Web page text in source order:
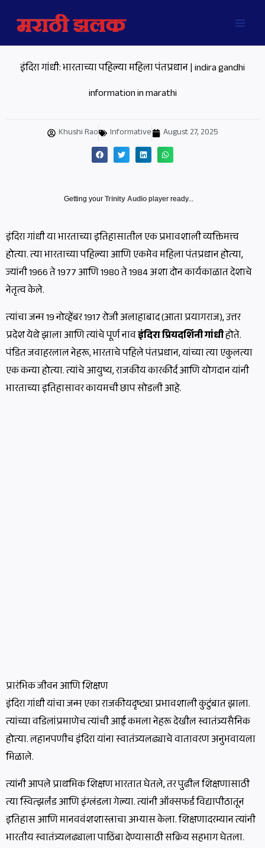
content
इंदिरा गांधी: भारताच्या पहिल्या महिला पंतप्रधान | indira gandhi
information in marathi
Khushi Rao Informative August 27, 2025
Getting yourTrinity Audio player ready...
इंदिरा गांधी या भारताच्या इतिहासातील एक प्रभावशाली व्यक्तिमत्त्व
होत्या. त्या भारताच्या पहिल्या आणि एकमेव महिला पंतप्रधान होत्या,
ज्यांनी 1966 ते 1977 आणि 1980 ते 1984 अशा दोन कार्यकाळात देशाचे
नेतृत्व केले.
त्यांचा जन्म 19 नोव्हेंबर 1917 रोजी अलाहाबाद (आता प्रयागराज), उत्तर
प्रदेश येथे झाला आणि त्यांचे पूर्ण नावइंदिरा प्रियदर्शिनी गांधीहोते.
पंडित जवाहरलाल नेहरू, भारताचे पहिले पंतप्रधान, यांच्या त्या एकुलत्या
एक कन्या होत्या. त्यांचे आयुष्य, राजकीय कारकीर्द आणि योगदान यांनी
भारताच्या इतिहासावर कायमची छाप सोडली आहे.
प्रारंभिक जीवन आणि शिक्षण
इंदिरा गांधी यांचा जन्म एका राजकीयदृष्ट्या प्रभावशाली कुटुंबात झाला.
त्यांच्या वडिलांप्रमाणेच त्यांची आई कमला नेहरू देखील स्वातंत्र्यसैनिक
होत्या. लहानपणीच इंदिरा यांना स्वातंत्र्यलढ्याचे वातावरण अनुभवायला
मिळाले.
त्यांनी आपले प्राथमिक शिक्षण भारतात घेतले, तर पुढील शिक्षणासाठी
त्या स्वित्झर्लंड आणि इंग्लंडला गेल्या. त्यांनी ऑक्सफर्ड विद्यापीठातून
इतिहास आणि मानववंशशास्त्राचा अभ्यास केला. शिक्षणादरम्यान त्यांनी
भारतीय स्वातंत्र्यलढ्याला पाठिंबा देण्यासाठी सक्रिय सहभाग घेतला.